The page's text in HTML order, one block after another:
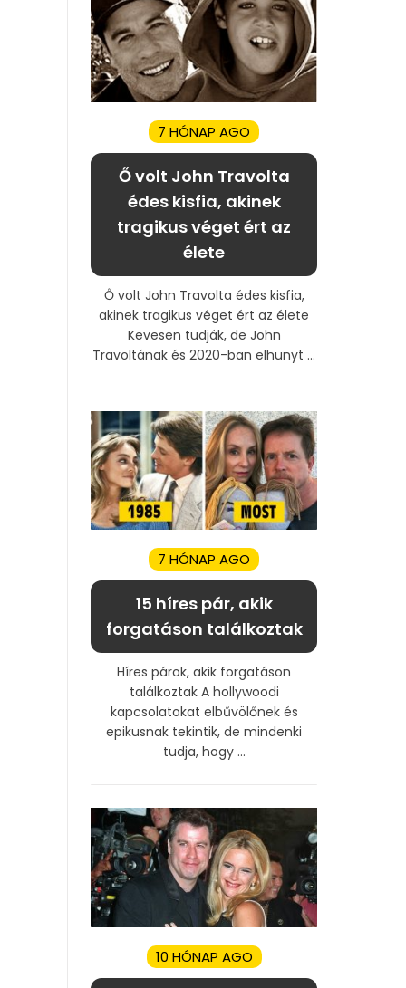
7 HÓNAP AGO
Ő volt John Travolta
édes kisfia, akinek
tragikus véget ért az
élete
Ő volt John Travolta édes kisfia,
akinek tragikus véget ért az élete
Kevesen tudják, de John
Travoltának és 2020-ban elhunyt ...
7 HÓNAP AGO
15 híres pár, akik
forgatáson találkoztak
Híres párok, akik forgatáson
találkoztak A hollywoodi
kapcsolatokat elbűvölőnek és
epikusnak tekintik, de mindenki
tudja, hogy ...
10 HÓNAP AGO